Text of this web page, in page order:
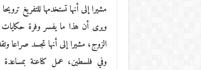
مشيرا إلى أنها تستخدمها للتفريغ
ويرى أن هذا ما يفسر وفرة
الزوج، مشيرا إلى أنها تجسد صراعا